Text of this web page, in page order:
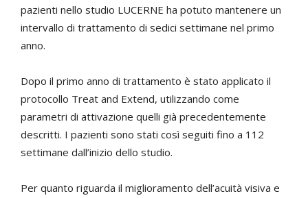
pazienti nello studio LUCERNE ha potuto mantenere un
intervallo di trattamento di sedici settimane nel primo
anno.
Dopo il primo anno di trattamento è stato applicato il
protocollo Treat and Extend, utilizzando come
parametri di attivazione quelli già precedentemente
descritti. I pazienti sono stati così seguiti fino a 112
settimane dall’inizio dello studio.
Per quanto riguarda il miglioramento dell’acuità visiva e